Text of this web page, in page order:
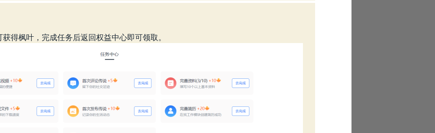
得枫叶，完成任务后返回权益中心即可领取。